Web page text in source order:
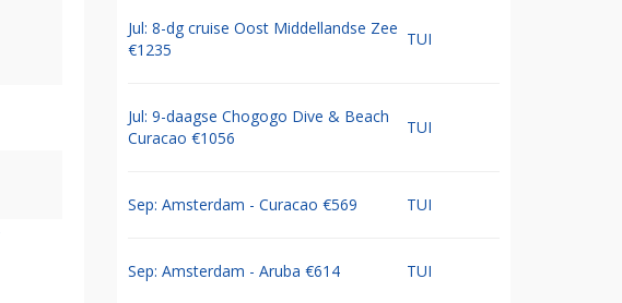
Jul: 8-dg cruise Oost Middellandse Zee
€1235
TUI
Jul: 9-daagse Chogogo Dive & Beach
Curacao €1056
TUI
Sep: Amsterdam - Curacao €569 TUI
Sep: Amsterdam - Aruba €614 TUI